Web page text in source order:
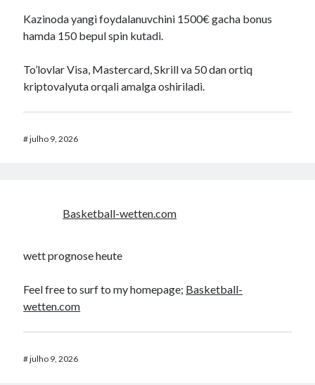
Kazinoda yangi foydalanuvchini 1500€ gacha bonus
hamda 150 bepul spin kutadi.
To’lovlar Visa, Mastercard, Skrill va 50 dan ortiq
kriptovalyuta orqali amalga oshiriladi.
#julho 9, 2026
Basketball-wetten.com
wett prognose heute
Feel free to surf to my homepage; Basketball-
wetten.com
#julho 9, 2026